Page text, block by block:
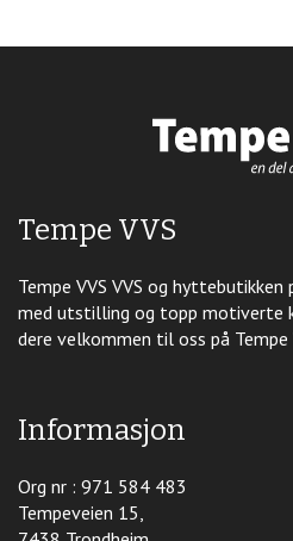
Tempe VVS
Tempe VVS VVS og hyttebutikken
med utstilling og topp motiverte
dere velkommen til oss på Tempe
Informasjon
Org nr : 971 584 483
Tempeveien 15,